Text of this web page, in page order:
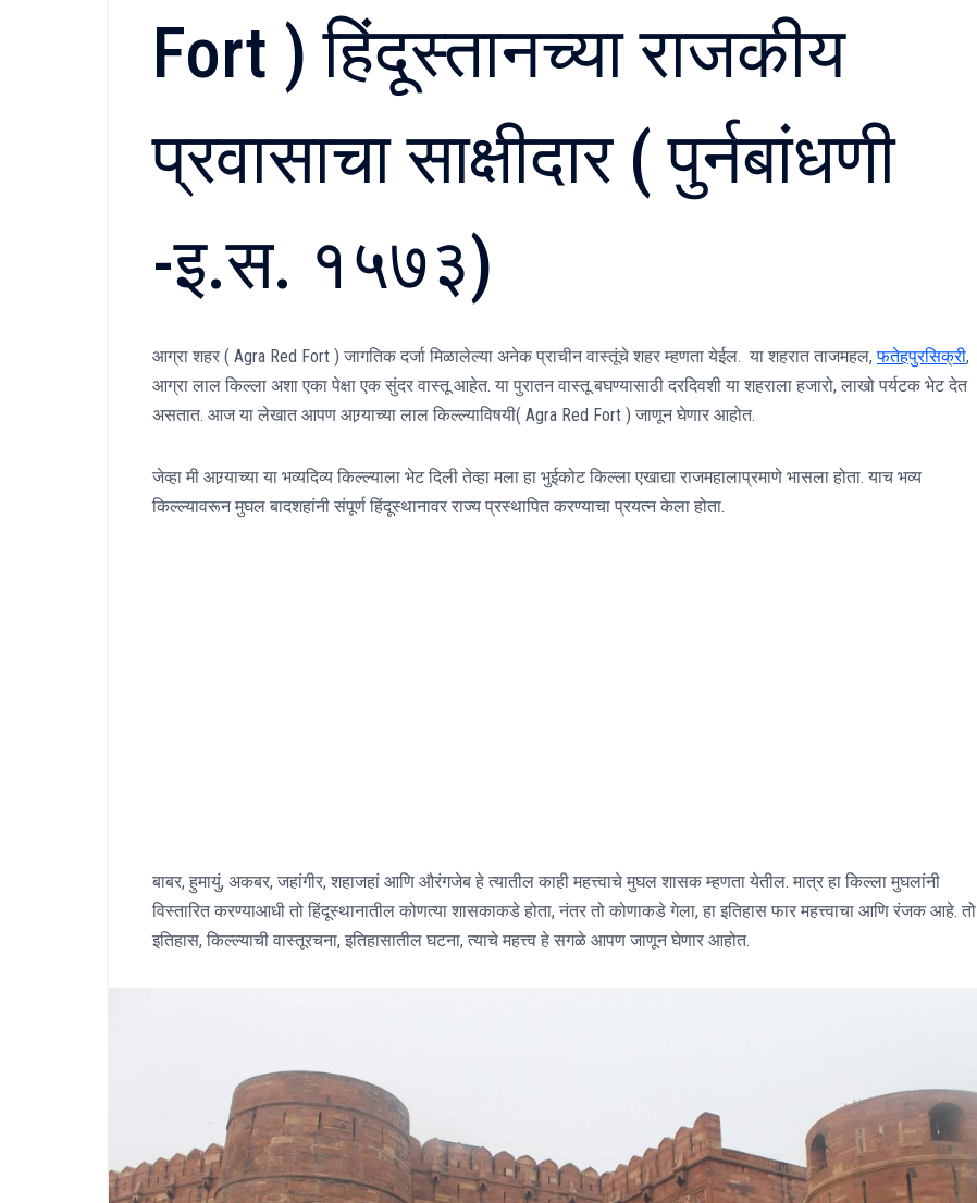
Fort ) हिंदूस्तानच्या राजकीय
प्रवासाचा साक्षीदार ( पुर्नबांधणी
-इ.स. १५७३)
आग्रा शहर ( Agra Red Fort ) जागतिक दर्जा मिळालेल्या अनेक प्राचीन वास्तूंचे शहर म्हणता येईल. या शहरात ताजमहल,फतेहपुरसिक्री,
आग्रा लाल किल्ला अशा एका पेक्षा एक सुंदर वास्तू आहेत. या पुरातन वास्तू बघण्यासाठी दरदिवशी या शहराला हजारो, लाखो पर्यटक भेट देत
असतात. आज या लेखात आपण आग्र्याच्या लाल किल्ल्याविषयी( Agra Red Fort ) जाणून घेणार आहोत.
जेव्हा मी आग्र्याच्या या भव्यदिव्य किल्ल्याला भेट दिली तेव्हा मला हा भुईकोट किल्ला एखाद्या राजमहालाप्रमाणे भासला होता. याच भव्य
किल्ल्यावरून मुघल बादशहांनी संपूर्ण हिंदूस्थानावर राज्य प्रस्थापित करण्याचा प्रयत्न केला होता.
बाबर, हुमायुं, अकबर, जहांगीर, शहाजहां आणि औरंगजेब हे त्यातील काही महत्त्वाचे मुघल शासक म्हणता येतील. मात्र हा किल्ला मुघलांनी
विस्तारित करण्याआधी तो हिंदूस्थानातील कोणत्या शासकाकडे होता, नंतर तो कोणाकडे गेला, हा इतिहास फार महत्त्वाचा आणि रंजक आहे. तो
इतिहास, किल्ल्याची वास्तूरचना, इतिहासातील घटना, त्याचे महत्त्व हे सगळे आपण जाणून घेणार आहोत.